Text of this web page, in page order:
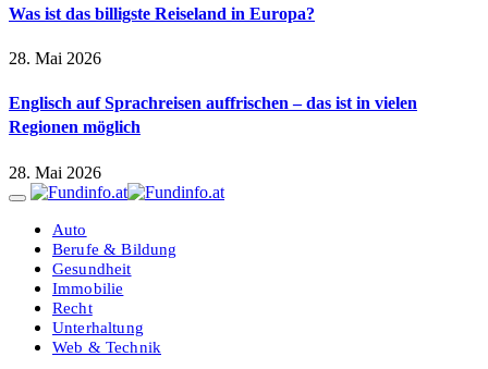
Was ist das billigste Reiseland in Europa?
28. Mai 2026
Englisch auf Sprachreisen auffrischen – das ist in vielen
Regionen möglich
28. Mai 2026
Auto
Berufe & Bildung
Gesundheit
Immobilie
Recht
Unterhaltung
Web & Technik